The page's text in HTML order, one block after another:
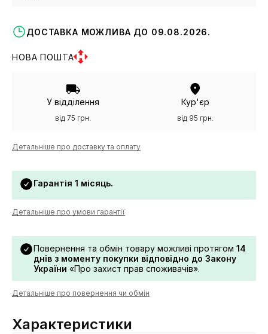
ДОСТАВКА МОЖЛИВА ДО 09.08.2026.
НОВА ПОШТА
У відділення
від 75 грн.
Кур'єр
від 95 грн.
Детальніше про доставку та оплату
Гарантія 1 місяць.
Детальніше про умови гарантії
Повернення та обмін товару можливі протягом 14
днів з моменту покупки відповідно до Закону
України «Про захист прав споживачів».
Детальніше про повернення чи обмін
Характеристики